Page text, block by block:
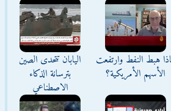
هبط النفط وارتفعت
الأسهم الأمريكية؟
اليابان تتحدى الصين
بترسانة الذكاء
الاصطناعي